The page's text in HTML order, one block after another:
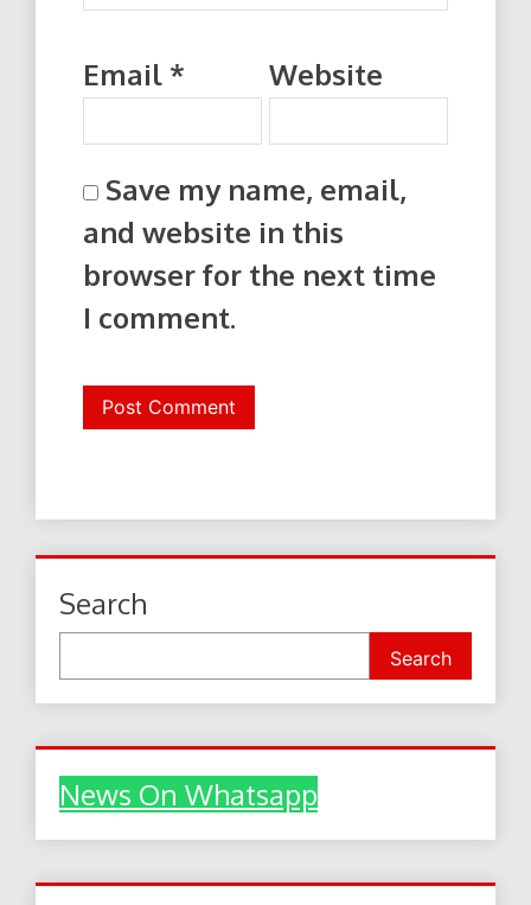
Email * Website
Save my name, email,
and website in this
browser for the next time
I comment.
Search
Search
News On Whatsapp